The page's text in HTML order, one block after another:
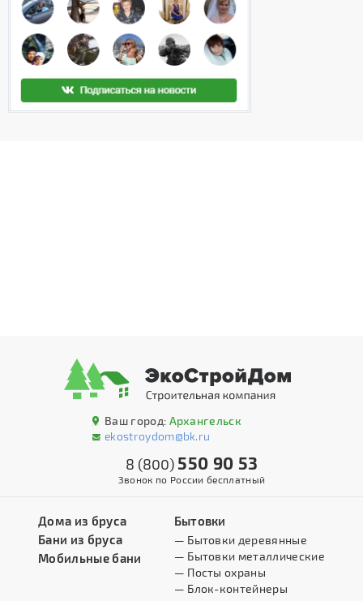
Ваш город: Архангельск
ekostroydom@bk.ru
8 (800) 550 90 53
Звонок по России бесплатный
Дома из бруса
Бани из бруса
Мобильные бани
Бытовки
— Бытовки деревянные
— Бытовки металлические
— Посты охраны
— Блок-контейнеры